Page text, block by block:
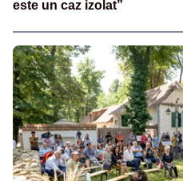
este un caz izolat”